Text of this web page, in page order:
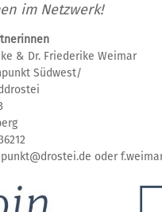
im Netzwerk!
& Dr. Friederike Weimar
Südwest/
oder